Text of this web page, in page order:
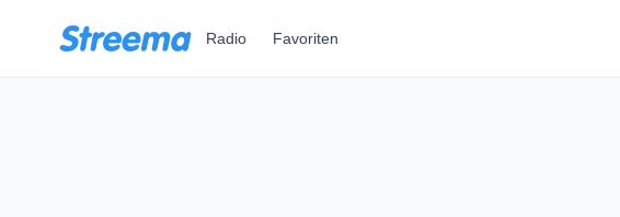
Radio Favoriten